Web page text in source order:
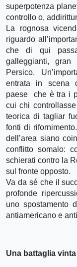
superpotenza
controllo o,
La rognosa
riguardo
che di qui
galleggianti,
Persico.
entrata in scena
paese che è tra i
cui chi
teorica di tagliar
fonti di
dell’area siano
conflitto somalo:
schierati contro la
sul fronte opposto.
Va da sé che il
profonde
uno spostamento
antiamericano e
Una battaglia